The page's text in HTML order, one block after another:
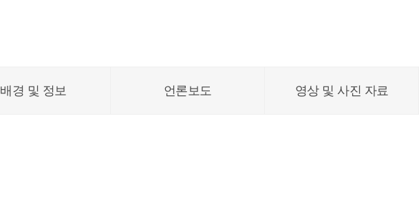
배경 및 정보 언론보도 영상 및 사진 자료